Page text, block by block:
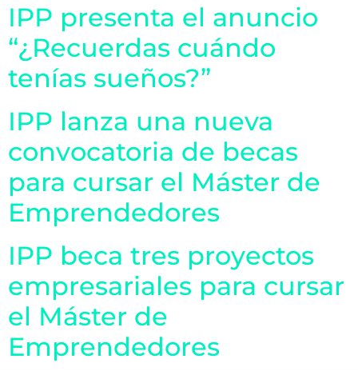
IPP presenta el anuncio
“¿Recuerdas cuándo
tenías sueños?”
IPP lanza una nueva
convocatoria de becas
para cursar el Máster de
Emprendedores
IPP beca tres proyectos
empresariales para cursar
el Máster de
Emprendedores